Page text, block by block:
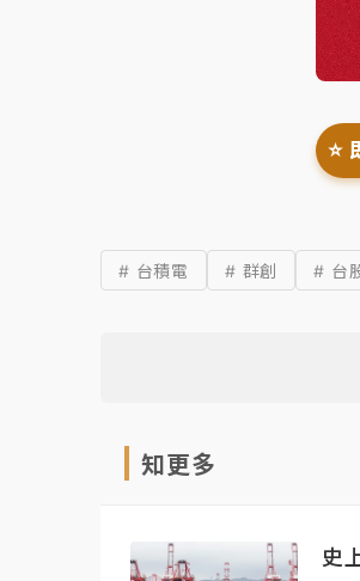
⭐️
# 台積電 # 群創 # 台
知更多
史